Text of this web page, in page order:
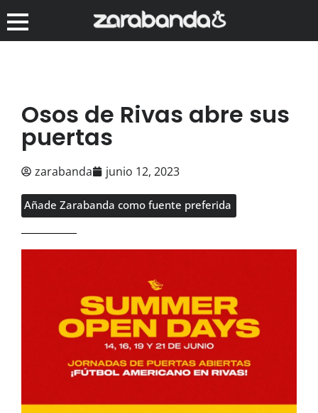
Osos de Rivas abre sus
puertas
zarabanda junio 12, 2023
Añade Zarabanda como fuente preferida